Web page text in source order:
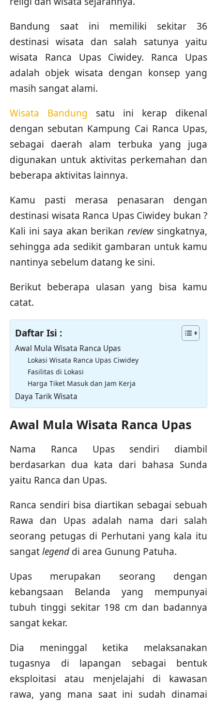
Bandung saat ini memiliki sekitar 36
destinasi wisata dan salah satunya yaitu
wisata Ranca Upas Ciwidey. Ranca Upas
adalah objek wisata dengan konsep yang
masih sangat alami.
Wisata Bandung satu ini kerap dikenal
dengan sebutan Kampung Cai Ranca Upas,
sebagai daerah alam terbuka yang juga
digunakan untuk aktivitas perkemahan dan
beberapa aktivitas lainnya.
Kamu pasti merasa penasaran dengan
destinasi wisata Ranca Upas Ciwidey bukan ?
Kali ini saya akan berikanreview singkatnya,
sehingga ada sedikit gambaran untuk kamu
nantinya sebelum datang ke sini.
Berikut beberapa ulasan yang bisa kamu
catat.
Daftar Isi :
Awal Mula Wisata Ranca Upas
Lokasi Wisata Ranca Upas Ciwidey
Fasilitas di Lokasi
Harga Tiket Masuk dan Jam Kerja
Daya Tarik Wisata
Awal Mula Wisata Ranca Upas
Nama Ranca Upas sendiri diambil
berdasarkan dua kata dari bahasa Sunda
yaitu Ranca dan Upas.
Ranca sendiri bisa diartikan sebagai sebuah
Rawa dan Upas adalah nama dari salah
seorang petugas di Perhutani yang kala itu
sangatlegenddi area Gunung Patuha.
Upas merupakan seorang dengan
kebangsaan Belanda yang mempunyai
tubuh tinggi sekitar 198 cm dan badannya
sangat kekar.
Dia meninggal ketika melaksanakan
tugasnya di lapangan sebagai bentuk
eksploitasi atau menjelajahi di kawasan
rawa, yang mana saat ini sudah dinamai